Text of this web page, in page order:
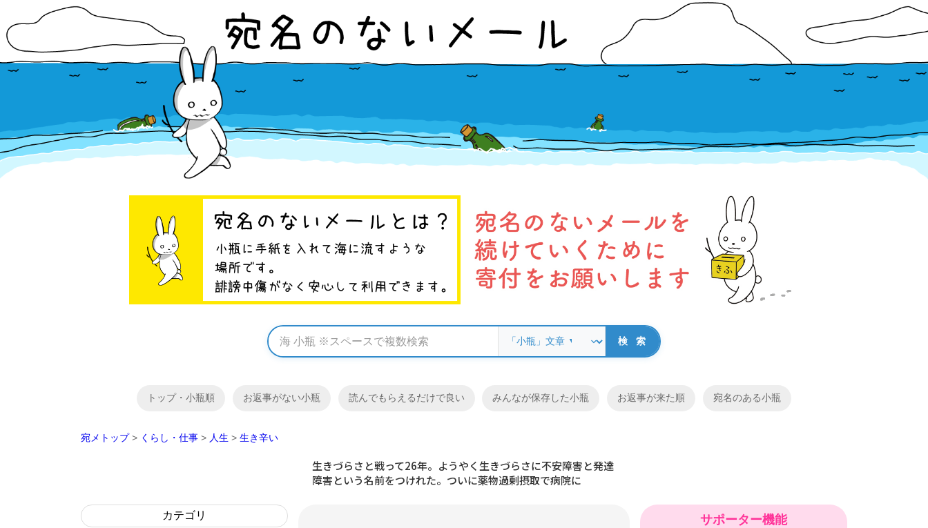
トップ・小瓶順 お返事がない小瓶 読んでもらえるだけで良い みんなが保存した小瓶 お返事が来た順 宛名のある小瓶
宛メトップ > くらし・仕事 > 人生 > 生き辛い
生きづらさと戦って26年。ようやく生きづらさに不安障害と発達
障害という名前をつけれた。ついに薬物過剰摂取で病院に
カテゴリ サポーター機能